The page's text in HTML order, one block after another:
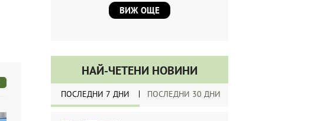
ВИЖ ОЩЕ
НАЙ-ЧЕТЕНИ НОВИНИ
ПОСЛЕДНИ 7 ДНИ ПОСЛЕДНИ 30 ДНИ